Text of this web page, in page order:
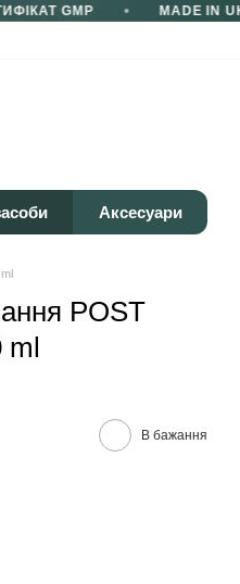
GMP
MADE IN
Аксесуари
POST
ml
В бажання